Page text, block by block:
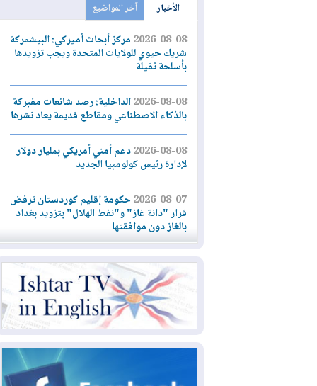
الأخبار آخر المواضيع
2026-08-08مركز أبحاث أميركي: البيشمركة
شريك حيوي للولايات المتحدة ويجب تزويدها
بأسلحة ثقيلة
2026-08-08الداخلية: رصد شائعات مفبركة
بالذكاء الاصطناعي ومقاطع قديمة يعاد نشرها
2026-08-08دعم أمني أمريكي بمليار دولار
لإدارة رئيس كولومبيا الجديد
2026-08-07حكومة إقليم كوردستان ترفض
قرار "دانة غاز" و"نفط الهلال" بتزويد بغداد
بالغاز دون موافقتها
2026-08-07القوات المسلحة العراقية: خطة
أمنية لإجهاض هجمة محتملة على السعودية
2026-08-07الاستخبارات الأميركية: بوتين
قد يختبر تماسك الناتو بهجوم محدود
نيجيرفان بارزاني حول اجتماع
"إدارة الدولة": أكدنا دعم تنفيذ البرنامج